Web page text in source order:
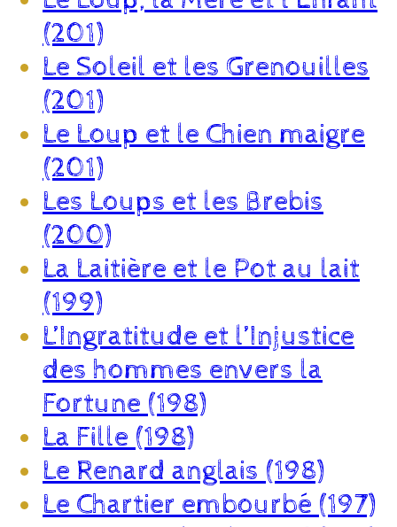
(201)
Le Soleil et les Grenouilles
(201)
Le Loup et le Chien maigre
(201)
Les Loups et les Brebis
(200)
La Laitière et le Pot au lait
(199)
L’Ingratitude et l’Injustice
des hommes envers la
Fortune (198)
La Fille (198)
Le Renard anglais (198)
Le Chartier embourbé (197)